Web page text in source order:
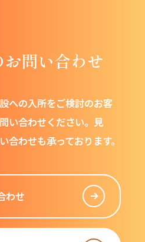
問い合わせ
への入所をご検討のお客
い合わせください。 見
合わせも承っております。
わせ